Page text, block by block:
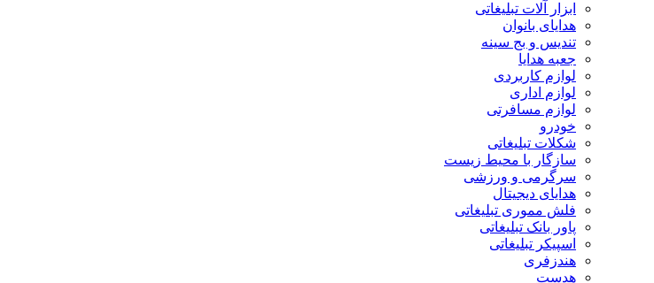
ابزار آلات تبلیغاتی
هدایای بانوان
تندیس و بج سینه
جعبه هدایا
لوازم کاربردی
لوازم اداری
لوازم مسافرتی
خودرو
شکلات تبلیغاتی
سازگار با محیط زیست
سرگرمی و ورزشی
هدایای دیجیتال
فلش مموری تبلیغاتی
پاور بانک تبلیغاتی
اسپیکر تبلیغاتی
هندزفری
هدست